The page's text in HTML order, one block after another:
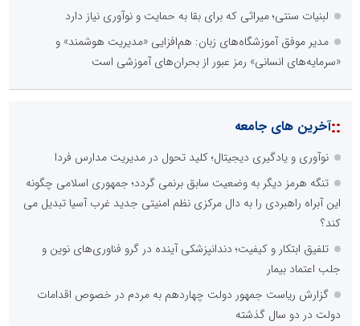
لبنیات سنتی؛ میراثی که برای بقا به حمایت و نوآوری نیاز دارد
مدیر موفق آموزشگاه‌های زبان: هم‌افزایی «مدیریت هوشمند» و
«سرمایه‌های انسانی» رمز عبور از بحران‌های آموزشی است
::آخرین های جامعه
نوآوری و یادگیری دیجیتال؛ کلید تحول در مدیریت مدارس فردا
تنگه هرمز دیگر به وضعیت سابق برنمی گردد؛ جمهوری اسلامی چگونه
این آبراه راهبردی را به دال مرکزی نظم امنیتی جدید غرب آسیا تبدیل می
کند؟
تلفیق ابتکار و کیفیت؛ دندانپزشکی آینده در گرو فناوری‌های نوین و
جلب اعتماد بیمار
گزارش ریاست جمهور دولت چهاردهم به مردم در خصوص اقدامات
دولت در دو سال گذشته